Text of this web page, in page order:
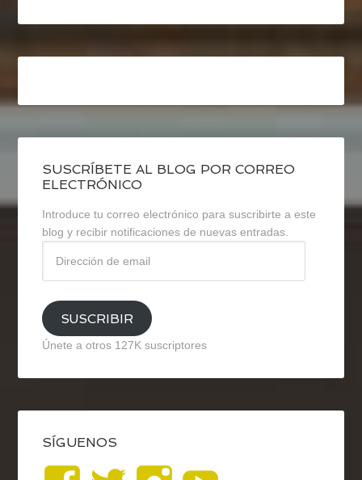
SUSCRÍBETE AL BLOG POR CORREO
ELECTRÓNICO
Introduce tu correo electrónico para suscribirte a este
blog y recibir notificaciones de nuevas entradas.
email
SUSCRIBIR
Únete a otros 127K suscriptores
SÍGUENOS